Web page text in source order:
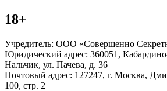
18+
Учредитель: ООО «Совершенно
Юридический адрес: 360051,
Нальчик, ул. Пачева, д. 36
Почтовый адрес: 127247, г. Москва,
100, стр. 2